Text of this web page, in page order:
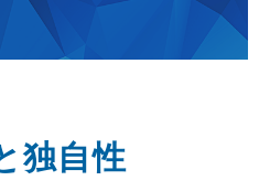
独自性